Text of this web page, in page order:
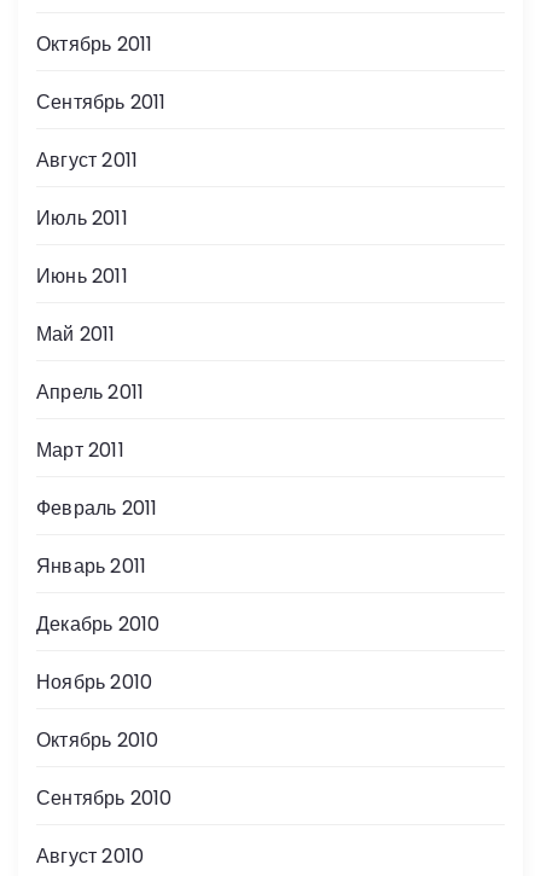
Октябрь 2011
Сентябрь 2011
Август 2011
Июль 2011
Июнь 2011
Май 2011
Апрель 2011
Март 2011
Февраль 2011
Январь 2011
Декабрь 2010
Ноябрь 2010
Октябрь 2010
Сентябрь 2010
Август 2010